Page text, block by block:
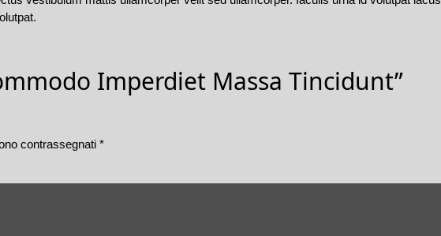
Imperdiet Massa Tincidunt”
contrassegnati*